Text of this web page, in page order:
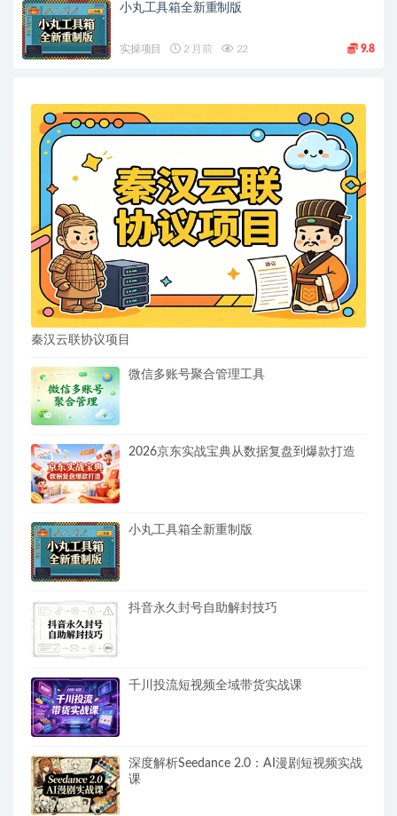
小丸工具箱全新重制版
实操项目 2 月前 22 9.8
秦汉云联协议项目
微信多账号聚合管理工具
2026京东实战宝典从数据复盘到爆款打造
小丸工具箱全新重制版
抖音永久封号自助解封技巧
千川投流短视频全域带货实战课
深度解析Seedance 2.0：AI漫剧短视频实战
课